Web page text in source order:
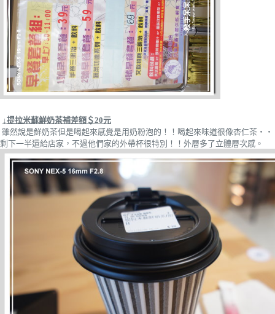
↓提拉米蘇鮮奶茶補差額＄20元
雖然說是鮮奶茶但是喝起來感覺是用奶粉泡的！！喝起來味道很像杏仁
剩下一半還給店家，不過他們家的外帶杯很特別！！外層多了立體層次感。